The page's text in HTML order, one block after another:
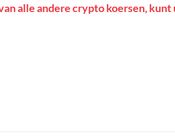
alle andere crypto koersen, kunt